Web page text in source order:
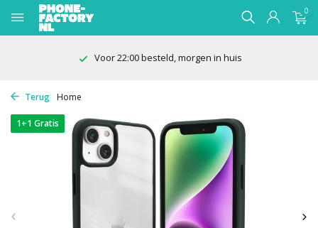
0
100 dagen bedenktijd
Terug Home
1+1 Gratis